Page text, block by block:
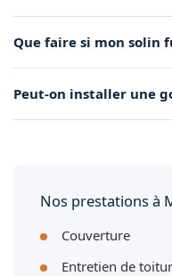
parfaitement les eaux de
Que faire si mon solin
première cause
Peut-on installer une
Nos prestations à
Couverture
Entretien de